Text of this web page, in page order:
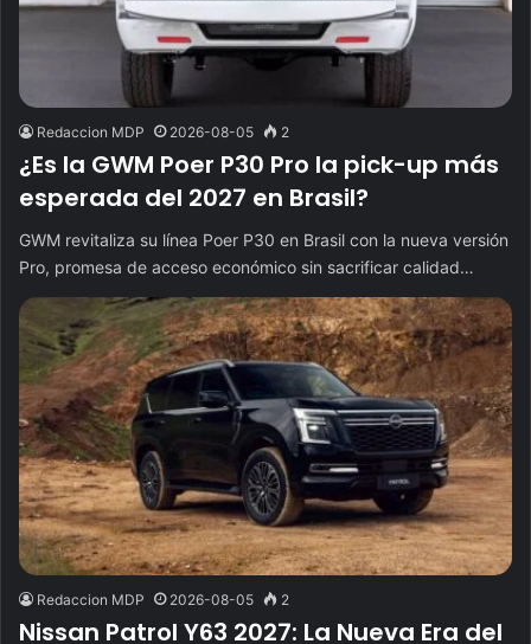
Redaccion MDP 2026-08-05 2
¿Es la GWM Poer P30 Pro la pick-up más
esperada del 2027 en Brasil?
GWM revitaliza su línea Poer P30 en Brasil con la nueva versión
Pro, promesa de acceso económico sin sacrificar calidad…
Redaccion MDP 2026-08-05 2
Nissan Patrol Y63 2027: La Nueva Era del